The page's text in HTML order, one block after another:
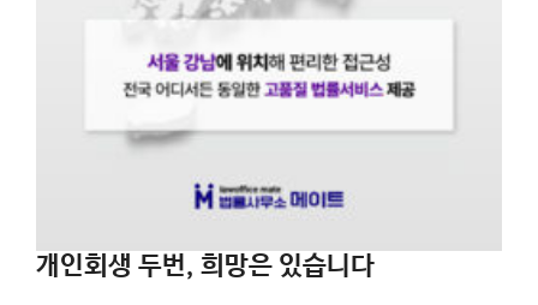
개인회생 두번, 희망은 있습니다